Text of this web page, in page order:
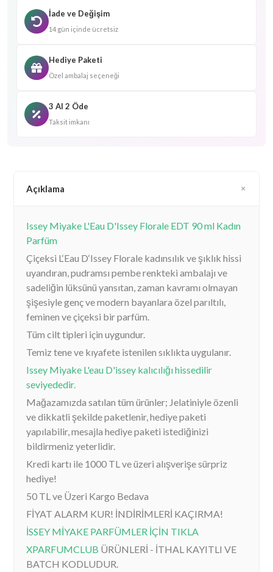
İade ve Değişim
14 gün içinde ücretsiz
Hediye Paketi
Özel ambalaj seçeneği
3 Al 2 Öde
Taksit imkanı
Açıklama
Issey Miyake L'Eau D'Issey Florale EDT 90 ml Kadın
Parfüm
Çiçeksi L‘Eau D‘Issey Florale kadınsılık ve şıklık hissi
uyandıran, pudramsı pembe renkteki ambalajı ve
sadeliğin lüksünü yansıtan, zaman kavramı olmayan
şişesiyle genç ve modern bayanlara özel parıltılı,
feminen ve çiçeksi bir parfüm.
Tüm cilt tipleri için uygundur.
Temiz tene ve kıyafete istenilen sıklıkta uygulanır.
Issey Miyake L'eau D'issey kalıcılığı hissedilir
seviyededir.
Mağazamızda satılan tüm ürünler; Jelatiniyle özenli
ve dikkatli şekilde paketlenir, hediye paketi
yapılabilir, mesajla hediye paketi istediğinizi
bildirmeniz yeterlidir.
Kredi kartı ile 1000 TL ve üzeri alışverişe sürpriz
hediye!
50 TL ve Üzeri Kargo Bedava
FİYAT ALARM KUR! İNDİRİMLERİ KAÇIRMA!
İSSEY MİYAKE PARFÜMLER İÇİN TIKLA
XPARFUMCLUB ÜRÜNLERİ - İTHAL KAYITLI VE
BATCH KODLUDUR.